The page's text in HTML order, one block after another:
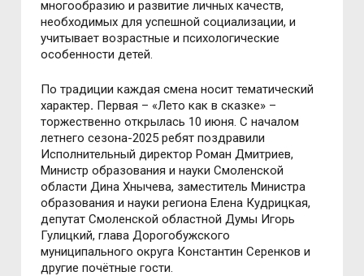
многообразию и развитие личных качеств,
необходимых для успешной социализации, и
учитывает возрастные и психологические
особенности детей.
По традиции каждая смена носит тематический
характер. Первая – «Лето как в сказке» –
торжественно открылась 10 июня. С началом
летнего сезона-2025 ребят поздравили
Исполнительный директор Роман Дмитриев,
Министр образования и науки Смоленской
области Дина Хнычева, заместитель Министра
образования и науки региона Елена Кудрицкая,
депутат Смоленской областной Думы Игорь
Гулицкий, глава Дорогобужского
муниципального округа Константин Серенков и
другие почётные гости.